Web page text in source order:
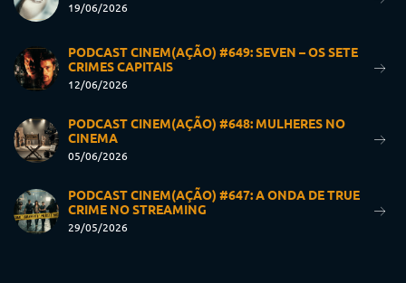
19/06/2026
PODCAST CINEM(AÇÃO) #649: SEVEN – OS SETE
CRIMES CAPITAIS
12/06/2026
PODCAST CINEM(AÇÃO) #648: MULHERES NO
CINEMA
05/06/2026
PODCAST CINEM(AÇÃO) #647: A ONDA DE TRUE
CRIME NO STREAMING
29/05/2026